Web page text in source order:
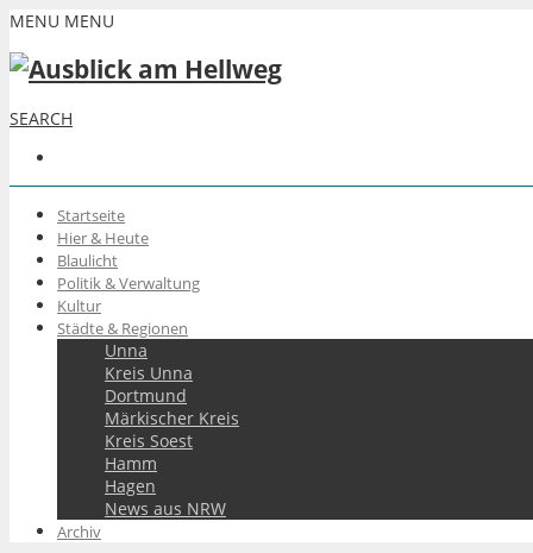
MENU MENU
SEARCH
Startseite
Hier & Heute
Blaulicht
Politik & Verwaltung
Kultur
Städte & Regionen
Unna
Kreis Unna
Dortmund
Märkischer Kreis
Kreis Soest
Hamm
Hagen
News aus NRW
Archiv